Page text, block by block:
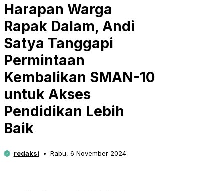
Harapan Warga
Rapak Dalam, Andi
Satya Tanggapi
Permintaan
Kembalikan SMAN-10
untuk Akses
Pendidikan Lebih
Baik
redaksi Rabu, 6 November 2024